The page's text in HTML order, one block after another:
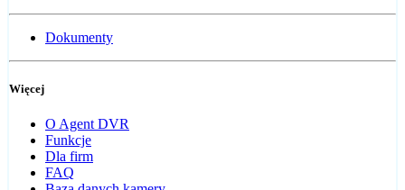
Dokumenty
Więcej
O Agent DVR
Funkcje
Dla firm
FAQ